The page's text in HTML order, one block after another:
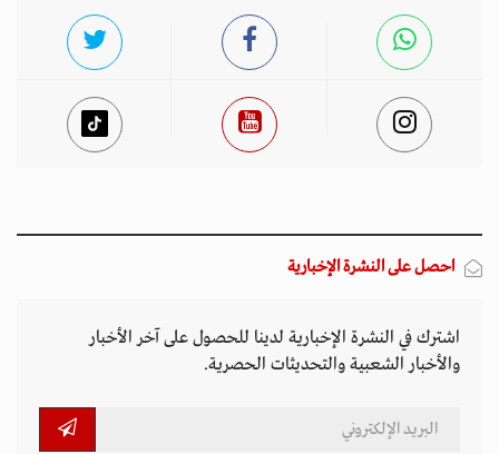
احصل على النشرة الإخبارية
اشترك في النشرة الإخبارية لدينا للحصول على آخر الأخبار
والأخبار الشعبية والتحديثات الحصرية.